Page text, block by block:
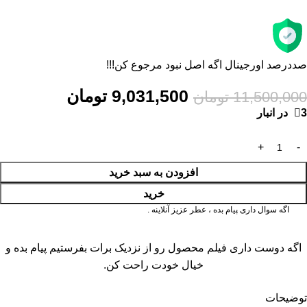
صددرصد اورجینال اگه اصل نبود مرجوع کن!!!
11,500,000 تومان 9,031,500 تومان
3 در انبار
افزودن به سبد خرید
خرید
اگه سوال داری پیام بده ، عطر عزیز آنلاینه .
اگه دوست داری فیلم محصول رو از نزدیک برات بفرستیم پیام بده و
خیال خودت راحت کن.
توضیحات